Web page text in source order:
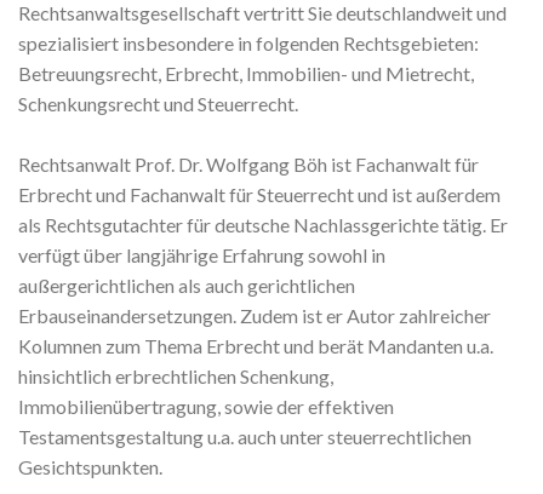
Rechtsanwaltsgesellschaft vertritt Sie deutschlandweit und
spezialisiert insbesondere in folgenden Rechtsgebieten:
Betreuungsrecht, Erbrecht, Immobilien- und Mietrecht,
Schenkungsrecht und Steuerrecht.
Rechtsanwalt Prof. Dr. Wolfgang Böh ist Fachanwalt für
Erbrecht und Fachanwalt für Steuerrecht und ist außerdem
als Rechtsgutachter für deutsche Nachlassgerichte tätig. Er
verfügt über langjährige Erfahrung sowohl in
außergerichtlichen als auch gerichtlichen
Erbauseinandersetzungen. Zudem ist er Autor zahlreicher
Kolumnen zum Thema Erbrecht und berät Mandanten u.a.
hinsichtlich erbrechtlichen Schenkung,
Immobilienübertragung, sowie der effektiven
Testamentsgestaltung u.a. auch unter steuerrechtlichen
Gesichtspunkten.